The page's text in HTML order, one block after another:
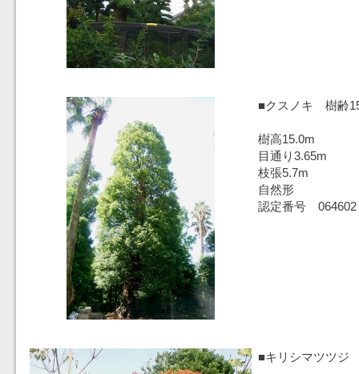
■クスノキ 樹齢
樹高15.0m
目通り3.65m
枝張5.7m
自然形
認定番号 064602
■キリシマツツジ